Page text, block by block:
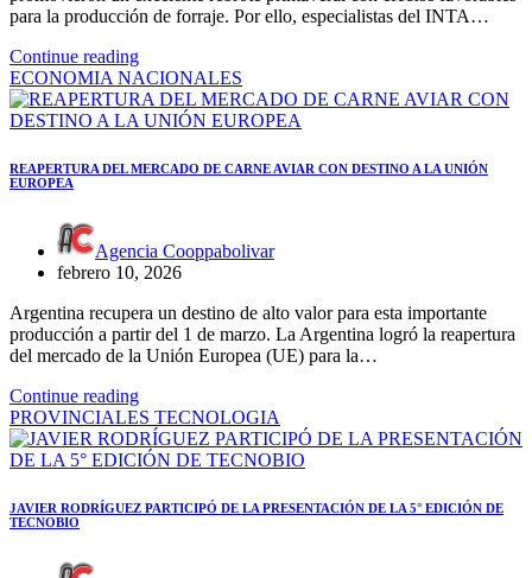
para la producción de forraje. Por ello, especialistas del INTA…
Continue reading
ECONOMIA NACIONALES
REAPERTURA DEL MERCADO DE CARNE AVIAR CON DESTINO A LA UNIÓN
EUROPEA
Agencia Cooppabolivar
febrero 10, 2026
Argentina recupera un destino de alto valor para esta importante
producción a partir del 1 de marzo. La Argentina logró la reapertura
del mercado de la Unión Europea (UE) para la…
Continue reading
PROVINCIALES TECNOLOGIA
JAVIER RODRÍGUEZ PARTICIPÓ DE LA PRESENTACIÓN DE LA 5° EDICIÓN DE
TECNOBIO